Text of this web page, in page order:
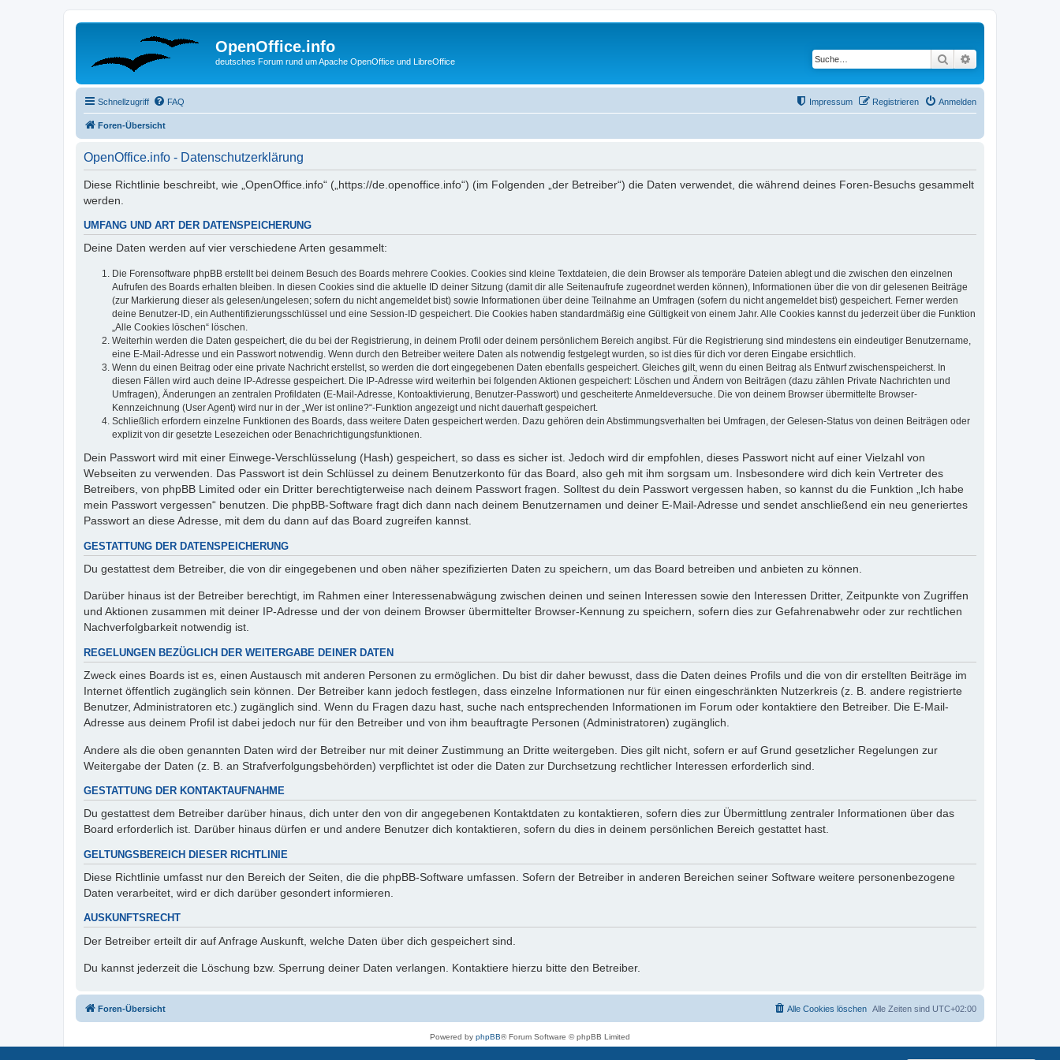
OpenOffice.info
deutsches Forum rund um Apache OpenOffice und LibreOffice Suche
Schnellzugriff FAQ Anmelden
Registrieren
Impressum
Foren-Übersicht
OpenOffice.info - Datenschutzerklärung
Diese Richtlinie beschreibt, wie „OpenOffice.info“ („https://de.openoffice.info“) (im Folgenden „der Betreiber“) die Daten verwendet, die während deines Foren-Besuchs gesammelt
werden.
UMFANG UND ART DER DATENSPEICHERUNG
Deine Daten werden auf vier verschiedene Arten gesammelt:
Die Forensoftware phpBB erstellt bei deinem Besuch des Boards mehrere Cookies. Cookies sind kleine Textdateien, die dein Browser als temporäre Dateien ablegt und die zwischen den einzelnen
Aufrufen des Boards erhalten bleiben. In diesen Cookies sind die aktuelle ID deiner Sitzung (damit dir alle Seitenaufrufe zugeordnet werden können), Informationen über die von dir gelesenen Beiträge
(zur Markierung dieser als gelesen/ungelesen; sofern du nicht angemeldet bist) sowie Informationen über deine Teilnahme an Umfragen (sofern du nicht angemeldet bist) gespeichert. Ferner werden
deine Benutzer-ID, ein Authentifizierungsschlüssel und eine Session-ID gespeichert. Die Cookies haben standardmäßig eine Gültigkeit von einem Jahr. Alle Cookies kannst du jederzeit über die Funktion
„Alle Cookies löschen“ löschen.
Weiterhin werden die Daten gespeichert, die du bei der Registrierung, in deinem Profil oder deinem persönlichem Bereich angibst. Für die Registrierung sind mindestens ein eindeutiger Benutzername,
eine E-Mail-Adresse und ein Passwort notwendig. Wenn durch den Betreiber weitere Daten als notwendig festgelegt wurden, so ist dies für dich vor deren Eingabe ersichtlich.
Wenn du einen Beitrag oder eine private Nachricht erstellst, so werden die dort eingegebenen Daten ebenfalls gespeichert. Gleiches gilt, wenn du einen Beitrag als Entwurf zwischenspeicherst. In
diesen Fällen wird auch deine IP-Adresse gespeichert. Die IP-Adresse wird weiterhin bei folgenden Aktionen gespeichert: Löschen und Ändern von Beiträgen (dazu zählen Private Nachrichten und
Umfragen), Änderungen an zentralen Profildaten (E-Mail-Adresse, Kontoaktivierung, Benutzer-Passwort) und gescheiterte Anmeldeversuche. Die von deinem Browser übermittelte Browser-
Kennzeichnung (User Agent) wird nur in der „Wer ist online?“-Funktion angezeigt und nicht dauerhaft gespeichert.
Schließlich erfordern einzelne Funktionen des Boards, dass weitere Daten gespeichert werden. Dazu gehören dein Abstimmungsverhalten bei Umfragen, der Gelesen-Status von deinen Beiträgen oder
explizit von dir gesetzte Lesezeichen oder Benachrichtigungsfunktionen.
Dein Passwort wird mit einer Einwege-Verschlüsselung (Hash) gespeichert, so dass es sicher ist. Jedoch wird dir empfohlen, dieses Passwort nicht auf einer Vielzahl von
Webseiten zu verwenden. Das Passwort ist dein Schlüssel zu deinem Benutzerkonto für das Board, also geh mit ihm sorgsam um. Insbesondere wird dich kein Vertreter des
Betreibers, von phpBB Limited oder ein Dritter berechtigterweise nach deinem Passwort fragen. Solltest du dein Passwort vergessen haben, so kannst du die Funktion „Ich habe
mein Passwort vergessen“ benutzen. Die phpBB-Software fragt dich dann nach deinem Benutzernamen und deiner E-Mail-Adresse und sendet anschließend ein neu generiertes
Passwort an diese Adresse, mit dem du dann auf das Board zugreifen kannst.
GESTATTUNG DER DATENSPEICHERUNG
Du gestattest dem Betreiber, die von dir eingegebenen und oben näher spezifizierten Daten zu speichern, um das Board betreiben und anbieten zu können.
Darüber hinaus ist der Betreiber berechtigt, im Rahmen einer Interessenabwägung zwischen deinen und seinen Interessen sowie den Interessen Dritter, Zeitpunkte von Zugriffen
und Aktionen zusammen mit deiner IP-Adresse und der von deinem Browser übermittelter Browser-Kennung zu speichern, sofern dies zur Gefahrenabwehr oder zur rechtlichen
Nachverfolgbarkeit notwendig ist.
REGELUNGEN BEZÜGLICH DER WEITERGABE DEINER DATEN
Zweck eines Boards ist es, einen Austausch mit anderen Personen zu ermöglichen. Du bist dir daher bewusst, dass die Daten deines Profils und die von dir erstellten Beiträge im
Internet öffentlich zugänglich sein können. Der Betreiber kann jedoch festlegen, dass einzelne Informationen nur für einen eingeschränkten Nutzerkreis (z. B. andere registrierte
Benutzer, Administratoren etc.) zugänglich sind. Wenn du Fragen dazu hast, suche nach entsprechenden Informationen im Forum oder kontaktiere den Betreiber. Die E-Mail-
Adresse aus deinem Profil ist dabei jedoch nur für den Betreiber und von ihm beauftragte Personen (Administratoren) zugänglich.
Andere als die oben genannten Daten wird der Betreiber nur mit deiner Zustimmung an Dritte weitergeben. Dies gilt nicht, sofern er auf Grund gesetzlicher Regelungen zur
Weitergabe der Daten (z. B. an Strafverfolgungsbehörden) verpflichtet ist oder die Daten zur Durchsetzung rechtlicher Interessen erforderlich sind.
GESTATTUNG DER KONTAKTAUFNAHME
Du gestattest dem Betreiber darüber hinaus, dich unter den von dir angegebenen Kontaktdaten zu kontaktieren, sofern dies zur Übermittlung zentraler Informationen über das
Board erforderlich ist. Darüber hinaus dürfen er und andere Benutzer dich kontaktieren, sofern du dies in deinem persönlichen Bereich gestattet hast.
GELTUNGSBEREICH DIESER RICHTLINIE
Diese Richtlinie umfasst nur den Bereich der Seiten, die die phpBB-Software umfassen. Sofern der Betreiber in anderen Bereichen seiner Software weitere personenbezogene
Daten verarbeitet, wird er dich darüber gesondert informieren.
AUSKUNFTSRECHT
Der Betreiber erteilt dir auf Anfrage Auskunft, welche Daten über dich gespeichert sind.
Du kannst jederzeit die Löschung bzw. Sperrung deiner Daten verlangen. Kontaktiere hierzu bitte den Betreiber.
Foren-Übersicht Alle Zeiten sind UTC+02:00
Alle Cookies löschen
Powered by phpBB® Forum Software © phpBB Limited